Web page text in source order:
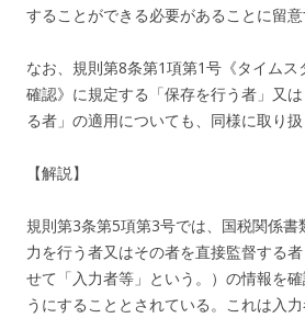
することができる必要があることに留意
なお、規則第8条第1項第1号《タイム
確認》に規定する「保存を行う者」又
る者」の適用についても、同様に取り扱
【解説】
規則第3条第5項第3号では、国税関係書
力を行う者又はその者を直接監督する
せて「入力者等」という。）の情報を
うにすることとされている。これは入